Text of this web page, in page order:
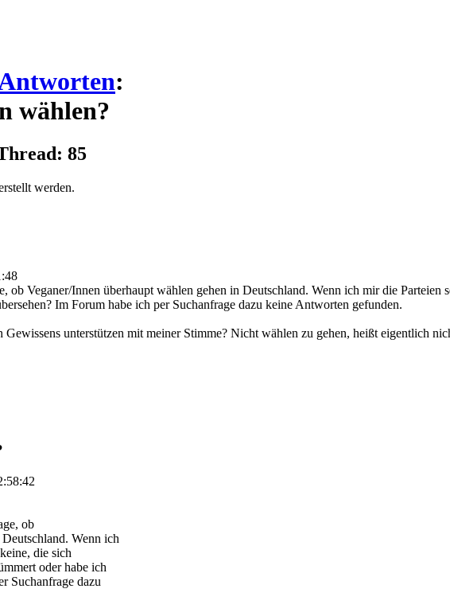
:
wählen?
85
werden.
ob Veganer/Innen überhaupt wählen gehen in Deutschland. Wenn ich mir die
Im Forum habe ich per Suchanfrage dazu keine Antworten gefunden.
unterstützen mit meiner Stimme? Nicht wählen zu gehen, heißt eigentlich
ob
Wenn ich
die sich
oder habe ich
Suchanfrage dazu